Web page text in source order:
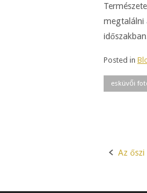
megtalálni
Posted in
esküvői
Post
Az